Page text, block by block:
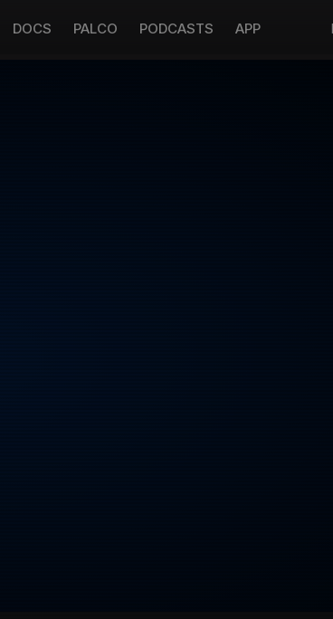
DOCS PALCO PODCASTS APP